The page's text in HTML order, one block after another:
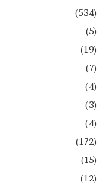
(534)
(5)
(19)
(7)
(4)
(3)
(4)
(172)
(15)
(12)